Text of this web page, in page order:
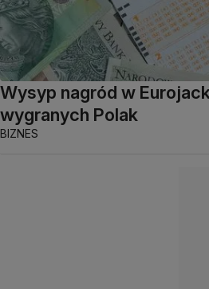
Wysyp nagród w
wygranych Polak
BIZNES